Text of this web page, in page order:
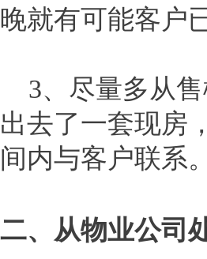
晚就有可能客户
3、尽量多从售
出去了一套现房
间内与客户联系。
二、从物业公司